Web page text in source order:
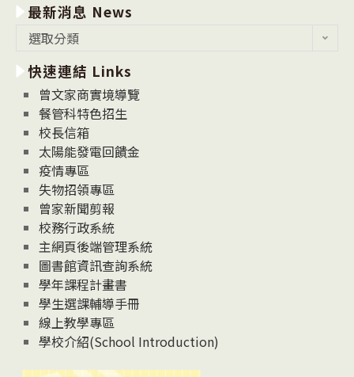
最新消息 News
消
息
News
選取分類
快速連結 Links
曾文家商實境導覽
餐管科特色招生
校長信箱
太陽能發電回饋金
疫情專區
失物招領專區
曾家新聞剪報
校務行政系統
主網頁後端管理系統
圖書館資訊查詢系統
學年課程計畫書
學生選課輔導手冊
線上教學專區
學校介紹(School Introduction)